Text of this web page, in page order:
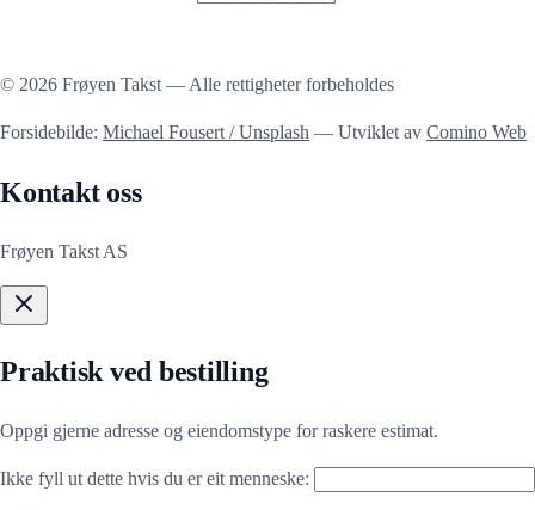
© 2026 Frøyen Takst — Alle rettigheter forbeholdes
Forsidebilde: Michael Fousert / Unsplash — Utviklet av Comino Web
Kontakt oss
Frøyen Takst AS
Praktisk ved bestilling
Oppgi gjerne adresse og eiendomstype for raskere estimat.
Ikke fyll ut dette hvis du er eit menneske: